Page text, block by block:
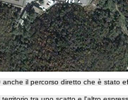
anche il percorso diretto che è stato